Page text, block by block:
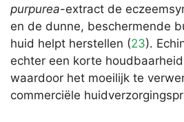
purpurea-extract de
en de dunne, beschermende
huid helpt herstellen (23).
echter een korte
waardoor het moeilijk te
commerciële